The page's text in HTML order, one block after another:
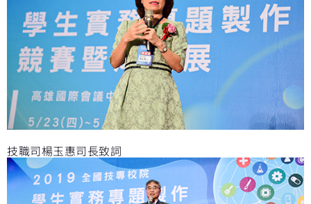
技職司楊玉惠司長致詞